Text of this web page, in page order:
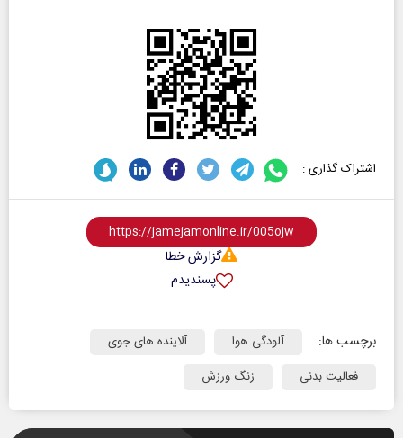
اشتراک گذاری :
گزارش خطا
پسندیدم
برچسب ها: آلودگی هوا
آلاینده های جوی
فعالیت بدنی
زنگ ورزش